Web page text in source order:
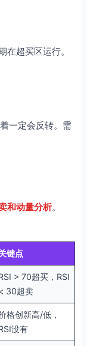
超买区运行。
一定会反转。需
和动量分析。
键点
> 70超买，RSI
30超卖
格创新高/低，
没有